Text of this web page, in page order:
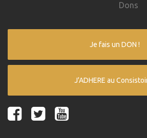
Dons
Je fais un DON !
J'ADHERE au